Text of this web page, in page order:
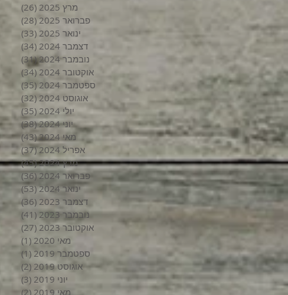
מרץ 2025 (26)
פברואר 2025
(28)
ינואר 2025
(33)
דצמבר 2024
(34)
נובמבר 2024
(31)
אוקטובר 2024
(34)
ספטמבר 2024
(35)
אוגוסט 2024
(32)
יולי 2024
(35)
35 פוסטים
יוני 2024
(38)
38 פוסטים
מאי 2024
(43)
43 פוסטים
אפריל 2024
(37)
37 פוסטים
מרץ 2024
(45)
45 פוסטים
פברואר 2024
(36)
36 פוסטים
ינואר 2024
(53)
דצמבר 2023
(36)
36 פוסטים
נובמבר 2023
(41)
אוקטובר 2023
(27)
מאי 2020
(1)
ספטמבר 2019
(1)
אוגוסט 2019
(2)
יוני 2019
(3)
מאי 2019
(2)
2 פוסטים